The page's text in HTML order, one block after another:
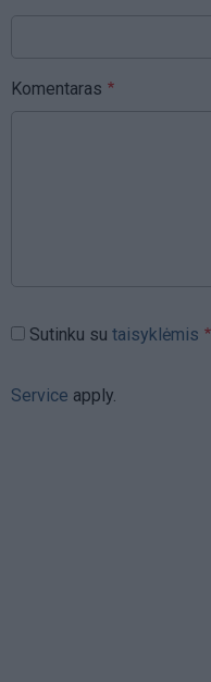
Komentaras
Sutinku su taisyklėmis
Service apply.